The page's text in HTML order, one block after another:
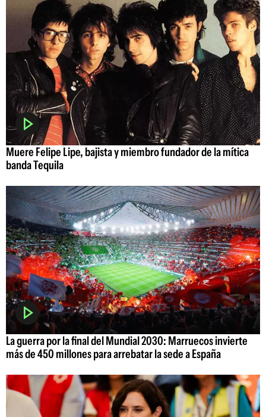
Muere Felipe Lipe, bajista y miembro fundador de la mítica
banda Tequila
La guerra por la final del Mundial 2030: Marruecos invierte
más de 450 millones para arrebatar la sede a España